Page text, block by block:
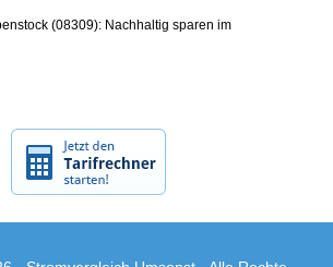
(08309): Nachhaltig sparen im